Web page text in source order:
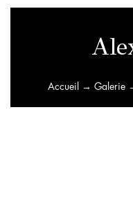
Accueil → Galerie